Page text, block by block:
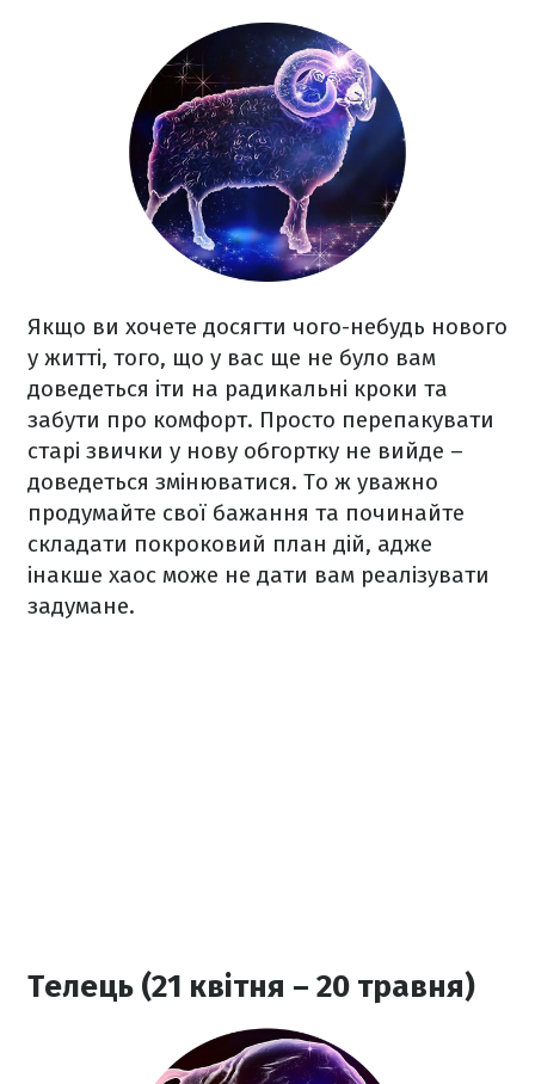
Якщо ви хочете досягти чого-небудь нового
у житті, того, що у вас ще не було вам
доведеться іти на радикальні кроки та
забути про комфорт. Просто перепакувати
старі звички у нову обгортку не вийде –
доведеться змінюватися. То ж уважно
продумайте свої бажання та починайте
складати покроковий план дій, адже
інакше хаос може не дати вам реалізувати
задумане.
Телець (21 квітня – 20 травня)